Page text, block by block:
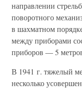
направлении
поворотного
в шахматном
между приборами
приборов — 5
В 1941 г. тяжелый
несколько